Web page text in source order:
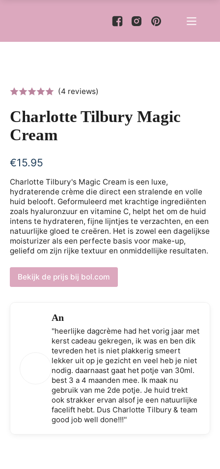
(4 reviews)
Charlotte Tilbury Magic
Cream
€15.95
Charlotte Tilbury's Magic Cream is een luxe,
hydraterende crème die direct een stralende en volle
huid belooft. Geformuleerd met krachtige ingrediënten
zoals hyaluronzuur en vitamine C, helpt het om de huid
intens te hydrateren, fijne lijntjes te verzachten, en een
natuurlijke gloed te creëren. Het is zowel een dagelijkse
moisturizer als een perfecte basis voor make-up,
geliefd om zijn rijke textuur en onmiddellijke resultaten.
Bekijk de prijs bij bol.com
An
''heerlijke dagcrème had het vorig jaar met
kerst cadeau gekregen, ik was en ben dik
tevreden het is niet plakkerig smeert
lekker uit op je gezicht en veel heb je niet
nodig. daarnaast gaat het potje van 30ml.
best 3 a 4 maanden mee. Ik maak nu
gebruik van me 2de potje. Je huid trekt
ook strakker ervan alsof je een natuurlijke
facelift hebt. Dus Charlotte Tilbury & team
good job well done!!!''